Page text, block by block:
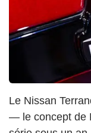
Le Nissan
— le concept de